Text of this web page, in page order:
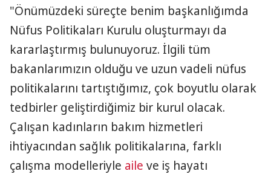
"Önümüzdeki süreçte benim başkanlığımda
Nüfus Politikaları Kurulu oluşturmayı da
kararlaştırmış bulunuyoruz. İlgili tüm
bakanlarımızın olduğu ve uzun vadeli nüfus
politikalarını tartıştığımız, çok boyutlu olarak
tedbirler geliştirdiğimiz bir kurul olacak.
Çalışan kadınların bakım hizmetleri
ihtiyacından sağlık politikalarına, farklı
çalışma modelleriyle aile ve iş hayatı